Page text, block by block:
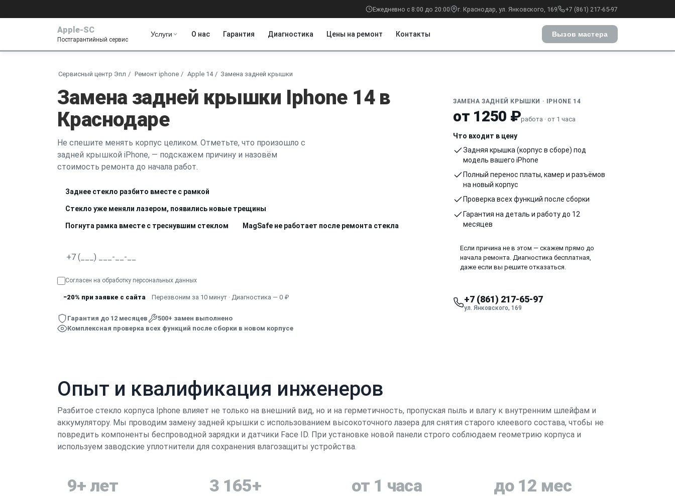
Ежедневно с 8:00 до 20:00 г. Краснодар, ул. Янковского, 169 +7 (861) 217-65-97
Apple-SC
Постгарантийный сервис
Услуги О нас Гарантия Диагностика Цены на ремонт Контакты Вызов мастера
Сервисный центр Эпл Ремонт iphone Apple 14 Замена задней крышки
Замена задней крышки Iphone 14 в
Краснодаре
Не спешите менять корпус целиком. Отметьте, что произошло с
задней крышкой iPhone, — подскажем причину и назовём
стоимость ремонта до начала работ.
Заднее стекло разбито вместе с рамкой
Стекло уже меняли лазером, появились новые трещины
Погнута рамка вместе с треснувшим стеклом MagSafe не работает после ремонта стекла
Согласен на обработку персональных данных
−20% при заявке с сайта Перезвоним за 10 минут · Диагностика — 0 ₽
Гарантия до 12 месяцев
500+ замен выполнено
Комплексная проверка всех функций после сборки в новом корпусе
ЗАМЕНА ЗАДНЕЙ КРЫШКИ · IPHONE 14
от 1250 ₽работа · от 1 часа
Что входит в цену
Задняя крышка (корпус в сборе) под
модель вашего iPhone
Полный перенос платы, камер и разъёмов
на новый корпус
Проверка всех функций после сборки
Гарантия на деталь и работу до 12
месяцев
Если причина не в этом — скажем прямо до
начала ремонта. Диагностика бесплатная,
даже если вы решите отказаться.
+7 (861) 217-65-97
ул. Янковского, 169
Опыт и квалификация инженеров
Разбитое стекло корпуса Iphone влияет не только на внешний вид, но и на герметичность, пропуская пыль и влагу к внутренним шлейфам и
аккумулятору. Мы проводим замену задней крышки с использованием высокоточного лазера для снятия старого клеевого состава, чтобы не
повредить компоненты беспроводной зарядки и датчики Face ID. При установке новой панели строго соблюдаем геометрию корпуса и
используем заводские уплотнители для сохранения влагозащиты устройства.
9+ лет 3 165+ от 1 часа до 12 мес